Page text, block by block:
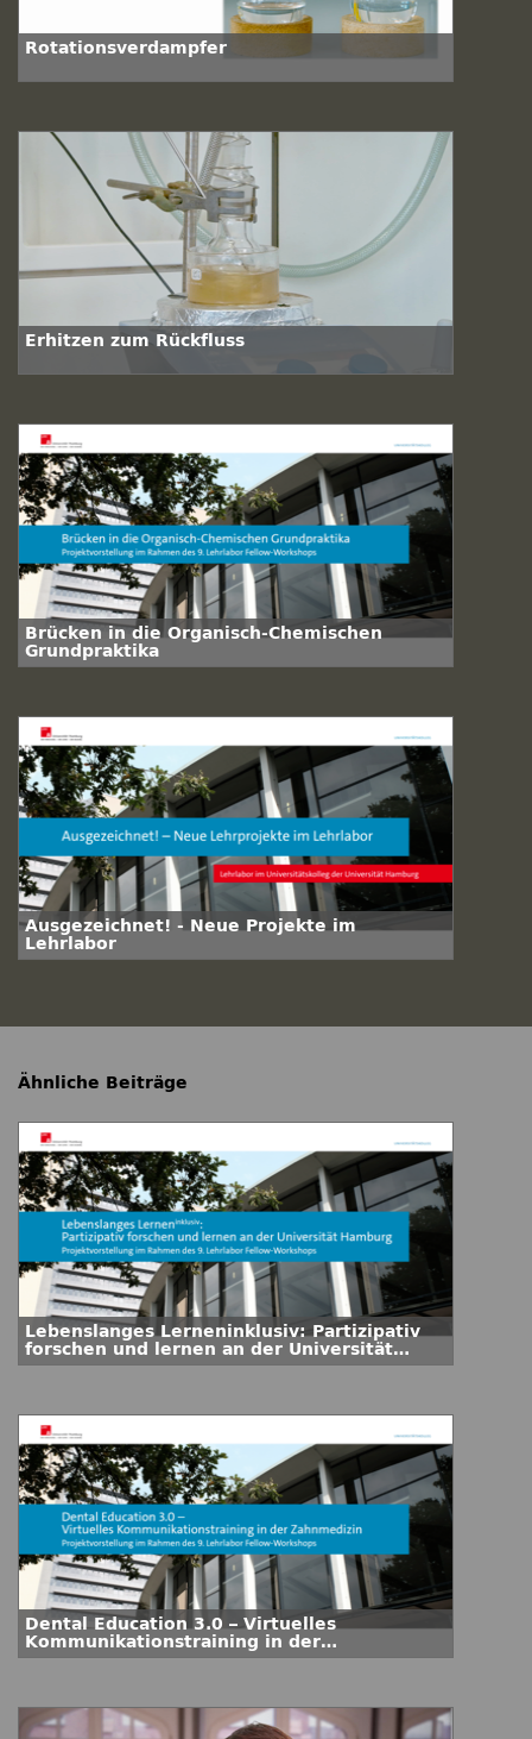
Rotationsverdampfer
Erhitzen zum Rückfluss
Brücken in die Organisch-Chemischen
Grundpraktika
Ausgezeichnet! - Neue Projekte im
Lehrlabor
Ähnliche Beiträge
Lebenslanges Lerneninklusiv: Partizipativ
forschen und lernen an der Universität
Hamburg
Dental Education 3.0 – Virtuelles
Kommunikationstraining in der
Zahnmedizin